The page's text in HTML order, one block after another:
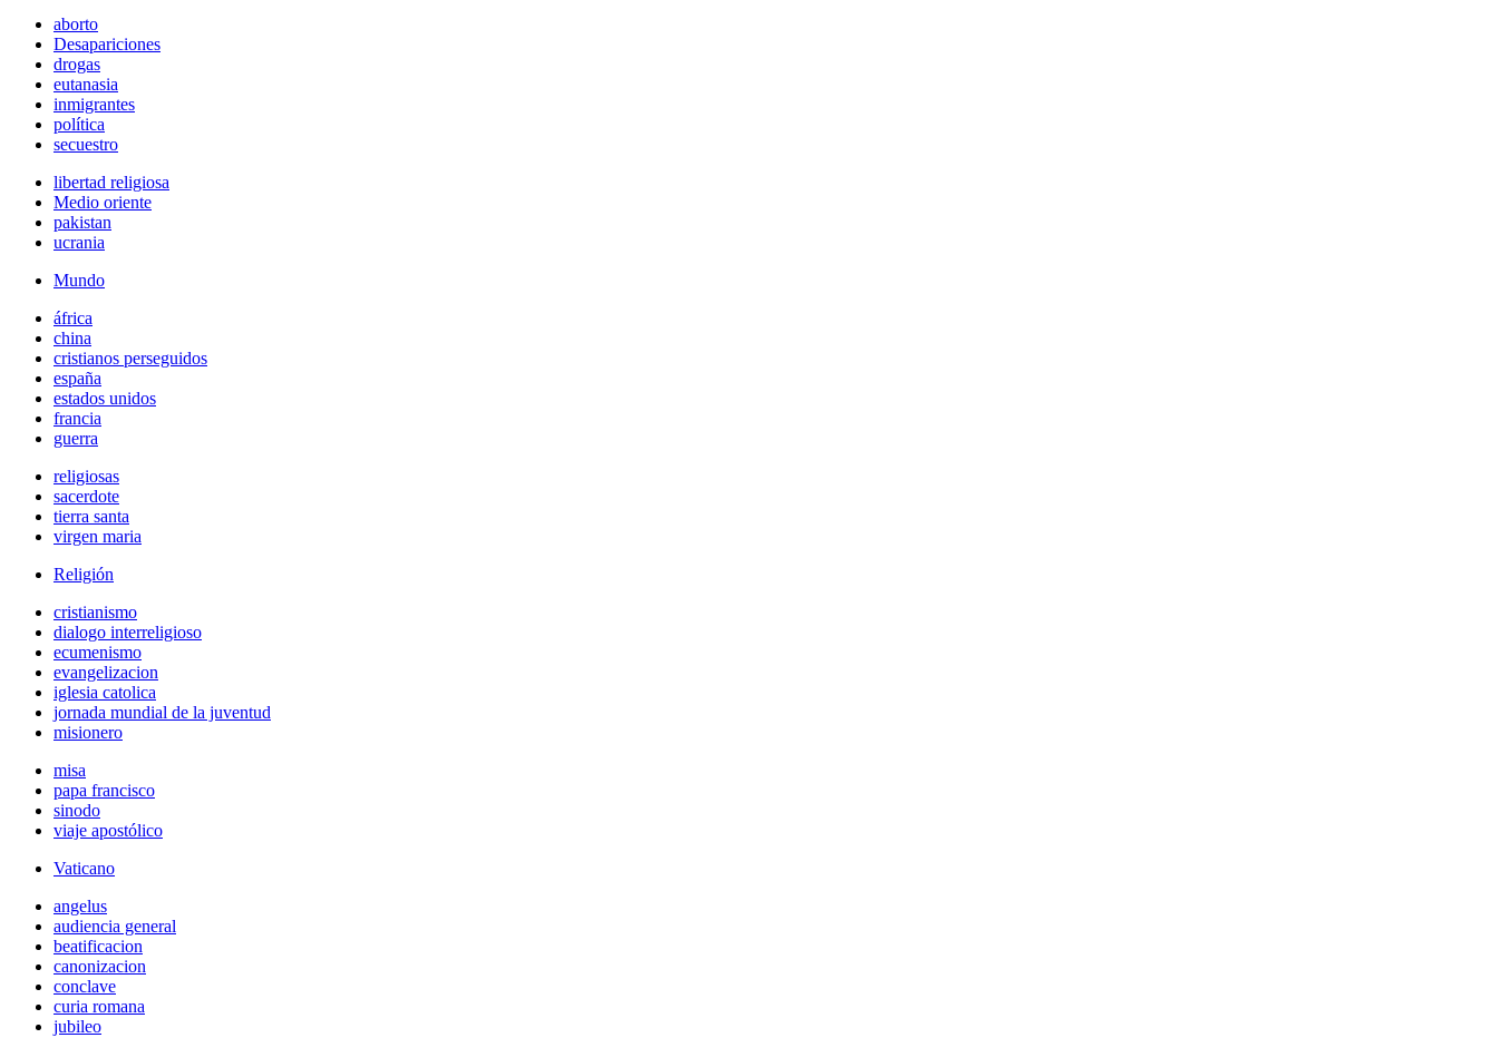
aborto
Desapariciones
drogas
eutanasia
inmigrantes
política
secuestro
libertad religiosa
Medio oriente
pakistan
ucrania
Mundo
áfrica
china
cristianos perseguidos
españa
estados unidos
francia
guerra
religiosas
sacerdote
tierra santa
virgen maria
Religión
cristianismo
dialogo interreligioso
ecumenismo
evangelizacion
iglesia catolica
jornada mundial de la juventud
misionero
misa
papa francisco
sinodo
viaje apostólico
Vaticano
angelus
audiencia general
beatificacion
canonizacion
conclave
curia romana
jubileo